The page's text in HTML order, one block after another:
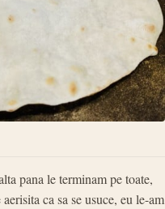
pana le terminam pe toate,
ca sa se usuce, eu le-am